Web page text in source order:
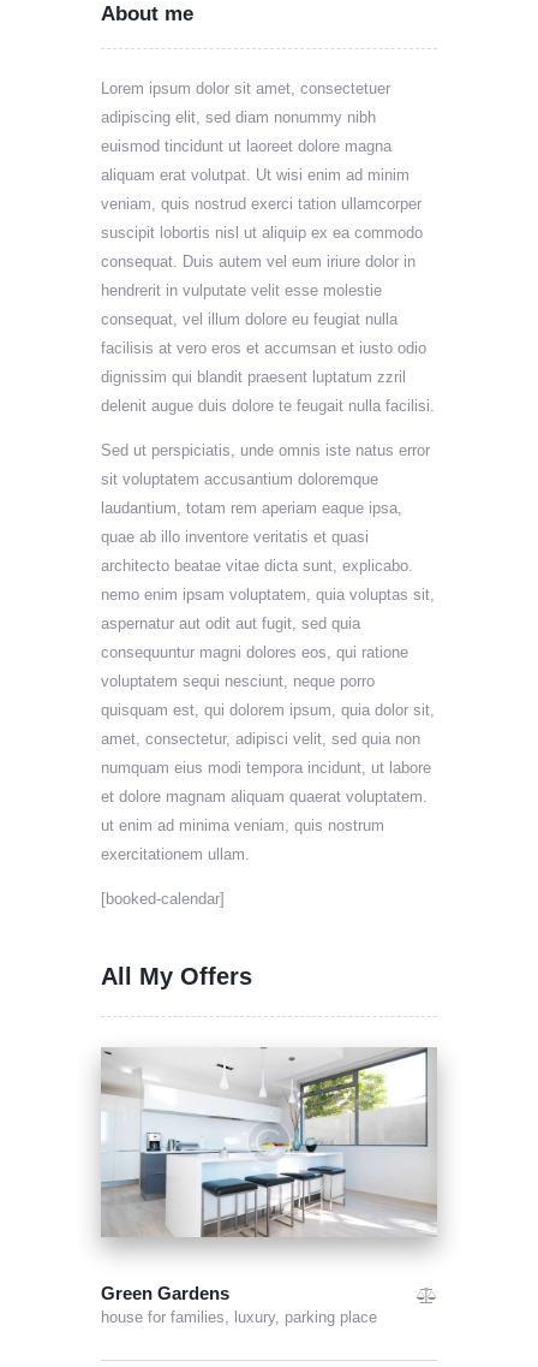
About me
Lorem ipsum dolor sit amet, consectetuer
adipiscing elit, sed diam nonummy nibh
euismod tincidunt ut laoreet dolore magna
aliquam erat volutpat. Ut wisi enim ad minim
veniam, quis nostrud exerci tation ullamcorper
suscipit lobortis nisl ut aliquip ex ea commodo
consequat. Duis autem vel eum iriure dolor in
hendrerit in vulputate velit esse molestie
consequat, vel illum dolore eu feugiat nulla
facilisis at vero eros et accumsan et iusto odio
dignissim qui blandit praesent luptatum zzril
delenit augue duis dolore te feugait nulla facilisi.
Sed ut perspiciatis, unde omnis iste natus error
sit voluptatem accusantium doloremque
laudantium, totam rem aperiam eaque ipsa,
quae ab illo inventore veritatis et quasi
architecto beatae vitae dicta sunt, explicabo.
nemo enim ipsam voluptatem, quia voluptas sit,
aspernatur aut odit aut fugit, sed quia
consequuntur magni dolores eos, qui ratione
voluptatem sequi nesciunt, neque porro
quisquam est, qui dolorem ipsum, quia dolor sit,
amet, consectetur, adipisci velit, sed quia non
numquam eius modi tempora incidunt, ut labore
et dolore magnam aliquam quaerat voluptatem.
ut enim ad minima veniam, quis nostrum
exercitationem ullam.
[booked-calendar]
All My Offers
Green Gardens
house for families, luxury, parking place